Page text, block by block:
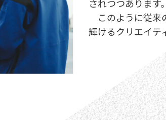
されつつあります。
このように従来
輝けるクリエイテ